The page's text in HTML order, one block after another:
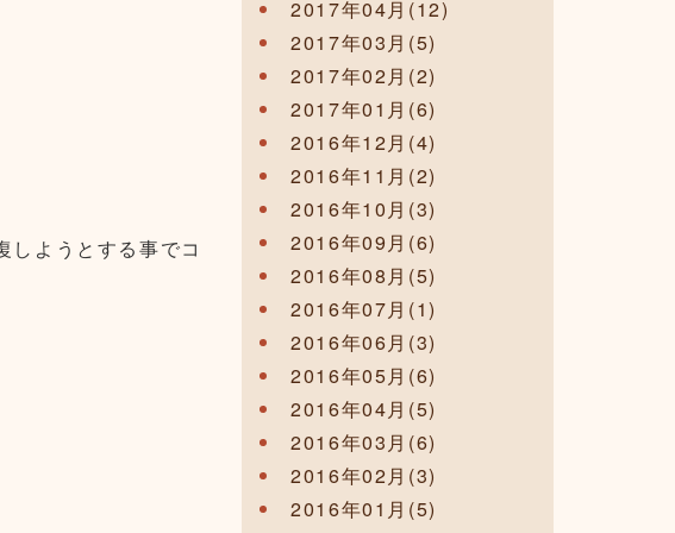
しようとする事でコ
2017年04月(12)
2017年03月(5)
2017年02月(2)
2017年01月(6)
2016年12月(4)
2016年11月(2)
2016年10月(3)
2016年09月(6)
2016年08月(5)
2016年07月(1)
2016年06月(3)
2016年05月(6)
2016年04月(5)
2016年03月(6)
2016年02月(3)
2016年01月(5)